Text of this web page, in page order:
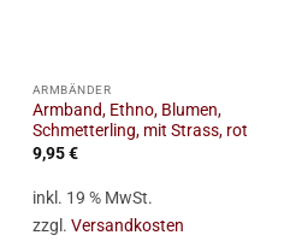
ARMBÄNDER
Armband, Ethno, Blumen,
Schmetterling, mit Strass, rot
9,95€
inkl. 19 % MwSt.
zzgl. Versandkosten